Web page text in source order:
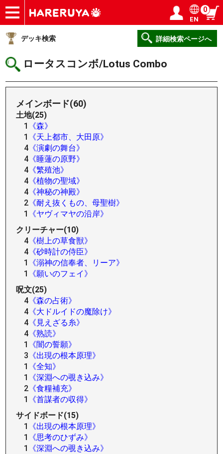
ショップ
買取
記事
デッキ検索
デッキ構築
選手一覧
店舗一覧
イベント
ヘルプ
お問い合わせ ログイン／会員登録
EN
0
デッキ検索 詳細検索ページへ
ロータスコンボ/Lotus Combo
メインボード(60)
土地(25)
1
《森》
1
《天上都市、大田原》
4 《演劇の舞台》
4 《睡蓮の原野》
4 《繁殖池》
4 《植物の聖域》
4 《神秘の神殿》
2 《耐え抜くもの、母聖樹》
1
《ヤヴィマヤの沿岸》
クリーチャー(10)
4 《樹上の草食獣》
4 《砂時計の侍臣》
1
《溺神の信奉者、リーア》
1
《願いのフェイ》
呪文(25)
4 《森の占術》
4 《大ドルイドの魔除け》
4 《見えざる糸》
4 《熟読》
1
《闇の誓願》
3 《出現の根本原理》
1
《全知》
1
《深淵への覗き込み》
2 《食糧補充》
1
《首謀者の収得》
サイドボード(15)
1
《出現の根本原理》
1
《思考のひずみ》
1
《深淵への覗き込み》